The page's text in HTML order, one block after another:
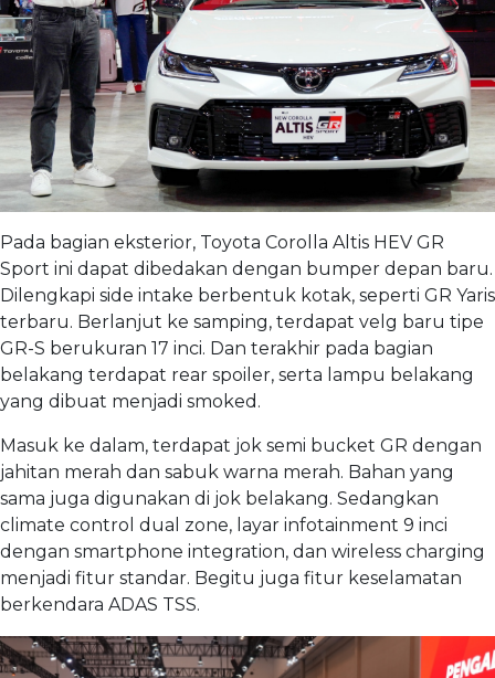
Pada bagian eksterior, Toyota Corolla Altis HEV GR
Sport ini dapat dibedakan dengan bumper depan baru.
Dilengkapi side intake berbentuk kotak, seperti GR Yaris
terbaru. Berlanjut ke samping, terdapat velg baru tipe
GR-S berukuran 17 inci. Dan terakhir pada bagian
belakang terdapat rear spoiler, serta lampu belakang
yang dibuat menjadi smoked.
Masuk ke dalam, terdapat jok semi bucket GR dengan
jahitan merah dan sabuk warna merah. Bahan yang
sama juga digunakan di jok belakang. Sedangkan
climate control dual zone, layar infotainment 9 inci
dengan smartphone integration, dan wireless charging
menjadi fitur standar. Begitu juga fitur keselamatan
berkendara ADAS TSS.